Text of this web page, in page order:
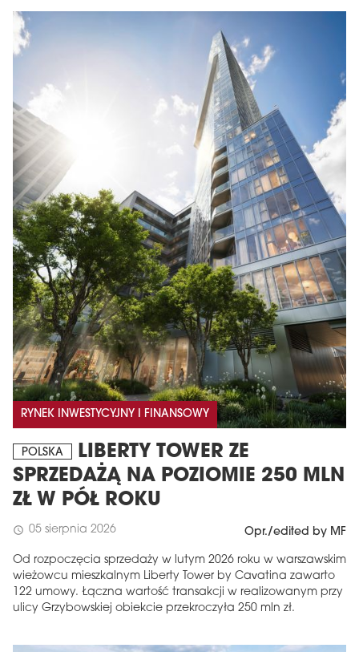
RYNEK INWESTYCYJNY I FINANSOWY
POLSKA
LIBERTY TOWER ZE
SPRZEDAŻĄ NA POZIOMIE 250 MLN
ZŁ W PÓŁ ROKU
schedule 05 sierpnia 2026 Opr./edited by MF
Od rozpoczęcia sprzedaży w lutym 2026 roku w warszawskim
wieżowcu mieszkalnym Liberty Tower by Cavatina zawarto
122 umowy. Łączna wartość transakcji w realizowanym przy
ulicy Grzybowskiej obiekcie przekroczyła 250 mln zł.